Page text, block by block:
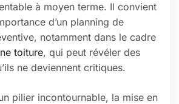
à moyen terme. Il convient
d’un planning de
notamment dans le cadre
toiture, qui peut révéler des
ne deviennent critiques.
pilier incontournable, la mise en